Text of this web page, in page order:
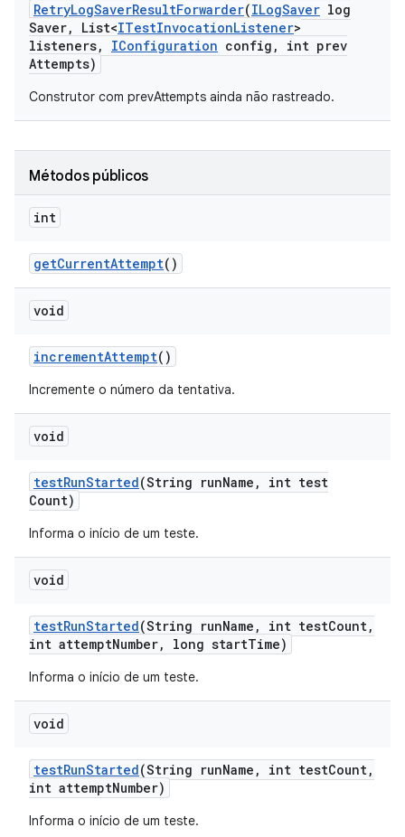
RetryLogSaverResultForwarder(ILogSaver log
Saver, List<ITestInvocationListener>
listeners, IConfiguration config ,
int prev
Attempts)
Construtor com prevAttempts ainda não rastreado.
Métodos públicos
int
getCurrentAttempt()
void
incrementAttempt()
Incremente o número da tentativa.
void
testRunStarted(String runName ,
int test
Count)
Informa o início de um teste.
void
testRunStarted(String runName , int testCount,
int attemptNumber, long startTime)
Informa o início de um teste.
void
testRunStarted(String runName , int testCount,
int attemptNumber)
Informa o início de um teste.